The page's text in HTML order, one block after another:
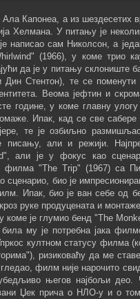
Ала Капонеа, а из шездесетих
Хелмана. У питању је
написао сам Николсон, а
(1966), у коме трио
да је у питању склониште
Дин Стентон), те се
Веома јефтин и
године, у коме главну
Ипак, кад се све
те је озбиљно
писању, али и режији.
али је у фокус као
филма "The Trip" (1967) са
сценарио, био је
Ипак, био је ван себе од
руке продуцената и
је глумио бенд "The
била му је потребна јака
култном статусу филма
ризиковаћу да ме
филм није нарочито
његов најбољи део.
Џек прича о НЛО-у и о